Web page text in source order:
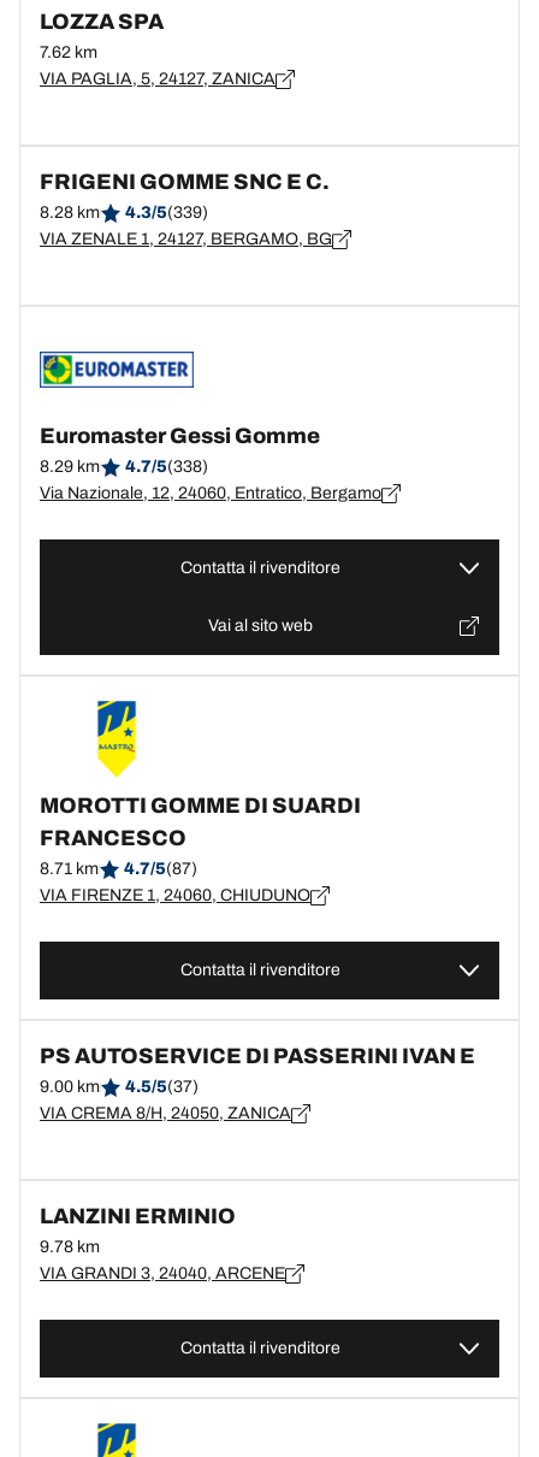
LOZZA SPA
7.62 km
VIA PAGLIA, 5, 24127, ZANICA
FRIGENI GOMME SNC E C.
8.28 km 4.3/5(339)
VIA ZENALE 1, 24127, BERGAMO, BG
Euromaster Gessi Gomme
8.29 km 4.7/5(338)
Via Nazionale, 12, 24060, Entratico, Bergamo
Contatta il rivenditore
Vai al sito web
MOROTTI GOMME DI SUARDI
FRANCESCO
8.71 km 4.7/5(87)
VIA FIRENZE 1, 24060, CHIUDUNO
Contatta il rivenditore
PS AUTOSERVICE DI PASSERINI IVAN E
9.00 km 4.5/5(37)
VIA CREMA 8/H, 24050, ZANICA
LANZINI ERMINIO
9.78 km
VIA GRANDI 3, 24040, ARCENE
Contatta il rivenditore